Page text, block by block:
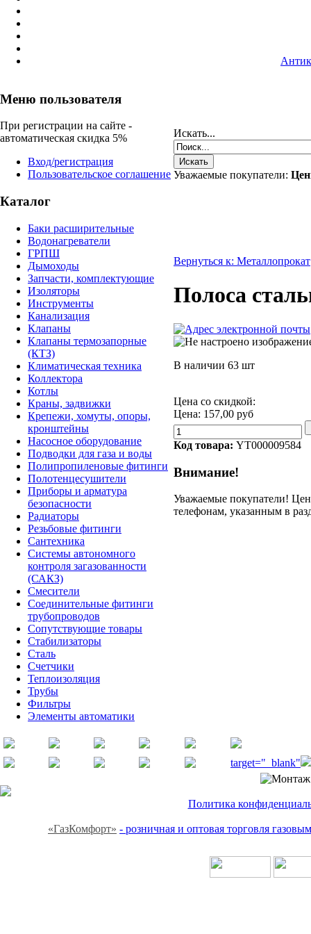
Меню пользователя
При регистрации на сайте -
автоматическая скидка 5%
Вход/регистрация
Пользовательское соглашение
Каталог
Баки расширительные
Водонагреватели
ГРПШ
Дымоходы
Запчасти, комплектующие
Изоляторы
Инструменты
Канализация
Клапаны
Клапаны термозапорные
(КТЗ)
Климатическая техника
Коллектора
Котлы
Краны, задвижки
Крепежи, хомуты, опоры,
кронштейны
Насосное оборудование
Подводки для газа и воды
Полипропиленовые фитинги
Полотенцесушители
Приборы и арматура
безопасности
Радиаторы
Резьбовые фитинги
Сантехника
Системы автономного
контроля загазованности
(САКЗ)
Смесители
Соединительные фитинги
трубопроводов
Сопутствующие товары
Стабилизаторы
Сталь
Счетчики
Теплоизоляция
Трубы
Фильтры
Элементы автоматики
Искать...
Уважаемые покупатели:
Вернуться к: Металлопрокат
Полоса
В наличии 63 шт
Цена со скидкой:
Цена: 157,00 руб
Код товара: YT000009584
Внимание!
Уважаемые покупатели!
телефонам, указанным в
target="_blank"
Политика
«ГазКомфорт» - розничная и оптовая торговля